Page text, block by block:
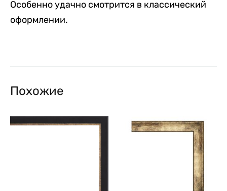
Особенно удачно смотрится в классический
оформлении.
Похожие